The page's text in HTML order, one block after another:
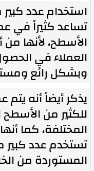
استخدام عدد
تساعد كثيراً في
الأسطح، لأنها
العملاء في
وبشكل رائع
يذكر أيضاً أنه يتم
للكثير من الأسطح
المختلفة، كما
تستخدم عدد كبير
المستوردة من